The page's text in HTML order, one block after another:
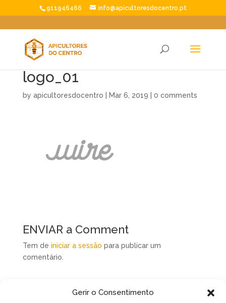
Gerir o Consentimento
911946466 info@apicultoresdocentro.pt
logo_01
by apicultoresdocentro Mar 6, 2019 0 comments
ENVIAR a Comment
Tem de iniciar a sessão para publicar um
comentário.